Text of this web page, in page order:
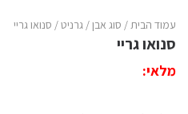
עמוד הבית/ סוג אבן/ גרניט/ סנואו גריי
סנואו גריי
מלאי: